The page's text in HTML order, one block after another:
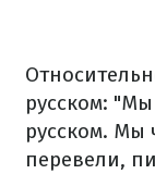
русском:
русском. Мы
перевели,